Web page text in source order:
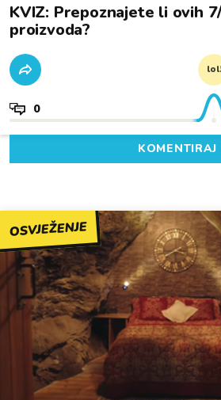
KVIZ: Prepoznajete li ovih
proizvoda?
lol!
0
KOMENTIRAJ
OSVJEŽENJE